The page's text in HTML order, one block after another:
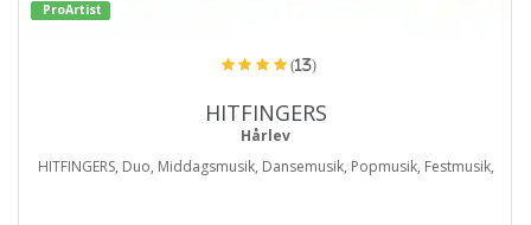
ProArtist
(13)
HITFINGERS
Hårlev
HITFINGERS, Duo, Middagsmusik, Dansemusik, Popmusik, Festmusik,